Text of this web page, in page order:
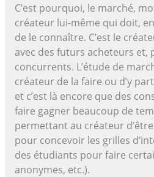
C’est pourquoi, le marché,
créateur lui-même qui doit,
de le connaître. C’est le
avec des futurs acheteurs et,
concurrents. L’étude de
créateur de la faire ou d’y
et c’est là encore que des
faire gagner beaucoup de
permettant au créateur
pour concevoir les grilles
des étudiants pour faire
anonymes, etc.).